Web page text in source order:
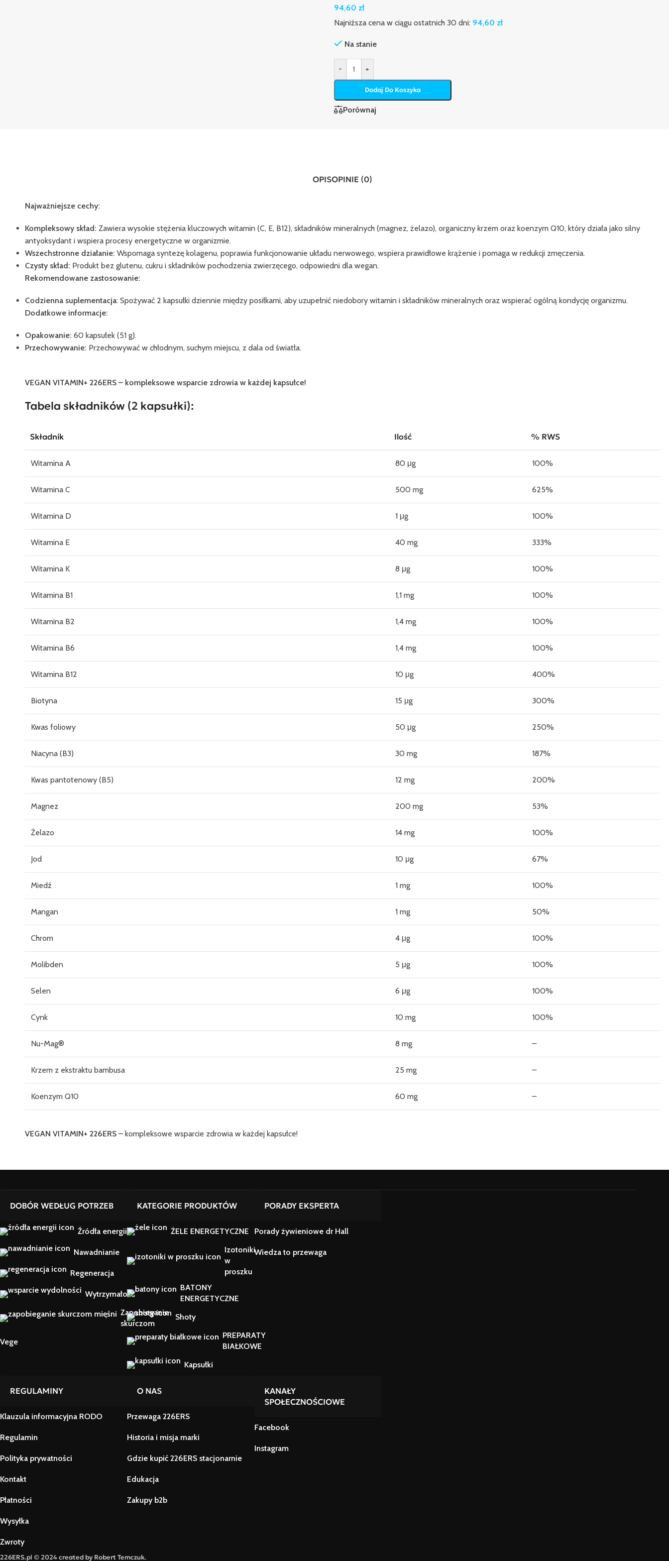
94,60 zł
Najniższa cena w ciągu ostatnich 30 dni: 94,60 zł
Na stanie
- +
Dodaj Do Koszyka
Porównaj
OPISOPINIE (0)
Najważniejsze cechy:
Kompleksowy skład: Zawiera wysokie stężenia kluczowych witamin (C, E, B12), składników mineralnych (magnez, żelazo), organiczny krzem oraz koenzym Q10, który działa jako silny
antyoksydant i wspiera procesy energetyczne w organizmie.
Wszechstronne działanie: Wspomaga syntezę kolagenu, poprawia funkcjonowanie układu nerwowego, wspiera prawidłowe krążenie i pomaga w redukcji zmęczenia.
Czysty skład: Produkt bez glutenu, cukru i składników pochodzenia zwierzęcego, odpowiedni dla wegan.
Rekomendowane zastosowanie:
Codzienna suplementacja: Spożywać 2 kapsułki dziennie między posiłkami, aby uzupełnić niedobory witamin i składników mineralnych oraz wspierać ogólną kondycję organizmu.
Dodatkowe informacje:
Opakowanie: 60 kapsułek (51 g).
Przechowywanie: Przechowywać w chłodnym, suchym miejscu, z dala od światła.
VEGAN VITAMIN+ 226ERS – kompleksowe wsparcie zdrowia w każdej kapsułce!
Tabela składników (2 kapsułki):
Składnik Ilość % RWS
Witamina A 80 μg 100%
Witamina C 500 mg 625%
Witamina D 1 μg 100%
Witamina E 40 mg 333%
Witamina K 8 μg 100%
Witamina B1 1,1 mg 100%
Witamina B2 1,4 mg 100%
Witamina B6 1,4 mg 100%
Witamina B12 10 μg 400%
Biotyna 15 μg 300%
Kwas foliowy 50 μg 250%
Niacyna (B3) 30 mg 187%
Kwas pantotenowy (B5) 12 mg 200%
Magnez 200 mg 53%
Żelazo 14 mg 100%
Jod 10 μg 67%
Miedź 1 mg 100%
Mangan 1 mg 50%
Chrom 4 μg 100%
Molibden 5 μg 100%
Selen 6 μg 100%
Cynk 10 mg 100%
Nu-Mag® 8 mg –
Krzem z ekstraktu bambusa 25 mg –
Koenzym Q10 60 mg –
VEGAN VITAMIN+ 226ERS – kompleksowe wsparcie zdrowia w każdej kapsułce!
DOBÓR WEDŁUG POTRZEB
Źródła energii
Nawadnianie
Regeneracja
Wytrzymałość
Zapobieganie
skurczom
Vege
KATEGORIE PRODUKTÓW
ŻELE ENERGETYCZNE
Izotoniki
w
proszku
BATONY
ENERGETYCZNE
Shoty
PREPARATY
BIAŁKOWE
Kapsułki
PORADY EKSPERTA
Porady żywieniowe dr Hall
Wiedza to przewaga
REGULAMINY
Klauzula informacyjna RODO
Regulamin
Polityka prywatności
Kontakt
Płatności
Wysyłka
Zwroty
O NAS
Przewaga 226ERS
Historia i misja marki
Gdzie kupić 226ERS stacjonarnie
Edukacja
Zakupy b2b
KANAŁY
SPOŁECZNOŚCIOWE
Facebook
Instagram
226ERS.pl © 2024 created by Robert Temczuk.